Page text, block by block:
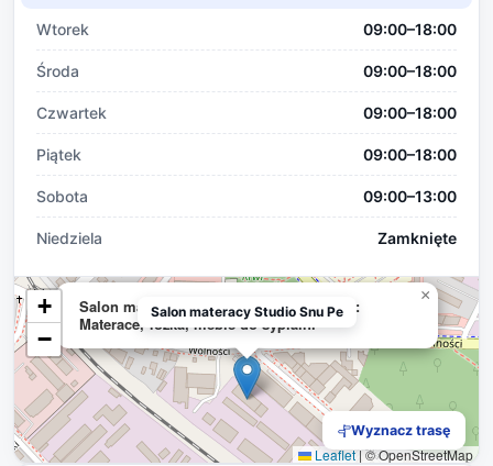
Wtorek 09:00–18:00
Środa 09:00–18:00
Czwartek 09:00–18:00
Piątek 09:00–18:00
Sobota 09:00–13:00
Niedziela Zamknięte
Salon materacy Studio Snu Perła Mielec:
Materace, łóżka, meble do sypialni
×
+
−
Leaflet|© OpenStreetMap
Salon materacy Studio Snu Pe
Wyznacz trasę